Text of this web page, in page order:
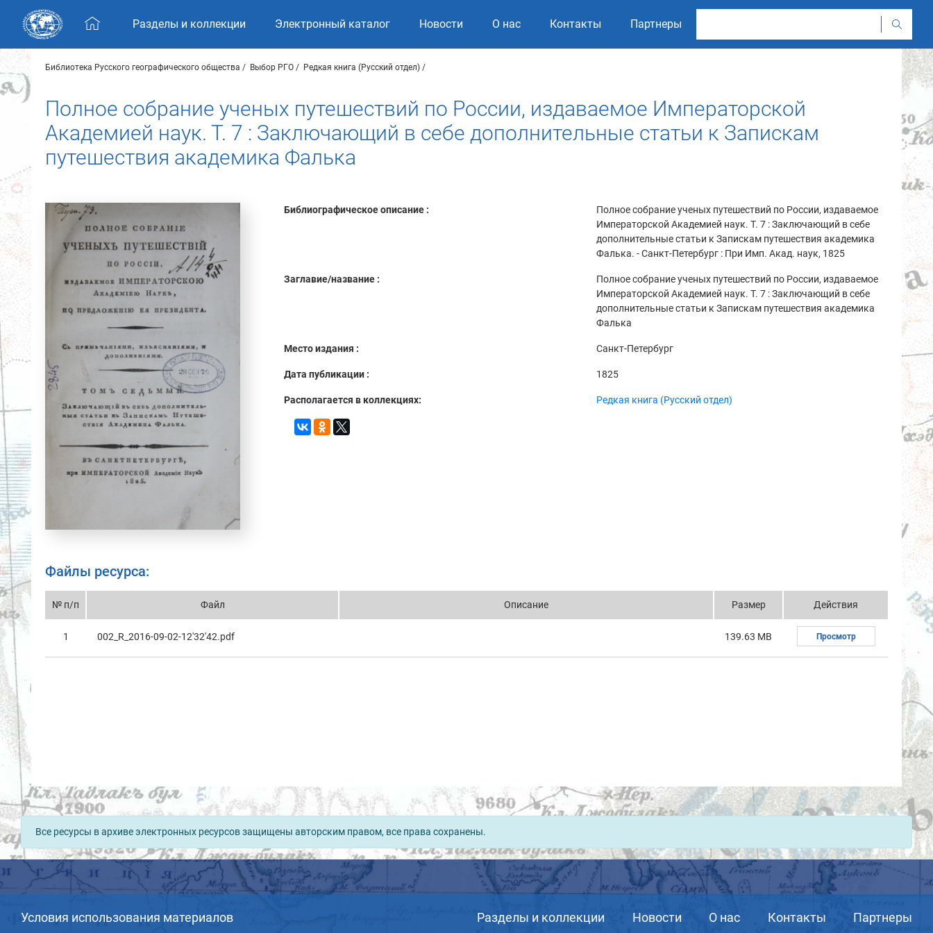
Skip navigation
Разделы и коллекции Электронный каталог Новости О нас Контакты Партнеры
Библиотека Русского географического общества Выбор РГО Редкая книга (Русский отдел)
Полное собрание ученых путешествий по России, издаваемое Императорской
Академией наук. Т. 7 : Заключающий в себе дополнительные статьи к Запискам
путешествия академика Фалька
Библиографическое описание :
Полное собрание ученых путешествий по России, издаваемое
Императорской Академией наук. Т. 7 : Заключающий в себе
дополнительные статьи к Запискам путешествия академика
Фалька. - Санкт-Петербург : При Имп. Акад. наук, 1825
Заглавие/название :
Полное собрание ученых путешествий по России, издаваемое
Императорской Академией наук. Т. 7 : Заключающий в себе
дополнительные статьи к Запискам путешествия академика
Фалька
Место издания : Санкт-Петербург
Дата публикации : 1825
Располагается в коллекциях: Редкая книга (Русский отдел)
Файлы ресурса:
№ п/п Файл Описание Размер Действия
1 002_R_2016-09-02-12'32'42.pdf 139.63 MB Просмотр
Все ресурсы в архиве электронных ресурсов защищены авторским правом, все права сохранены.
Условия использования материалов Разделы и коллекции Новости О нас Контакты Партнеры